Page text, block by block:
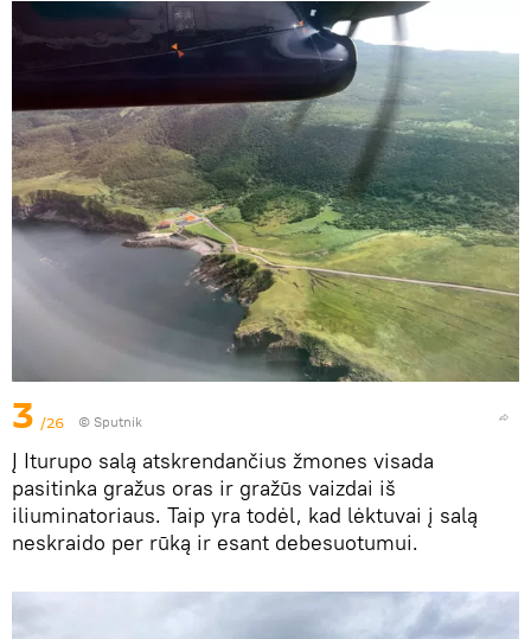
3 /26 © Sputnik
Į Iturupo salą atskrendančius žmones visada
pasitinka gražus oras ir gražūs vaizdai iš
iliuminatoriaus. Taip yra todėl, kad lėktuvai į salą
neskraido per rūką ir esant debesuotumui.